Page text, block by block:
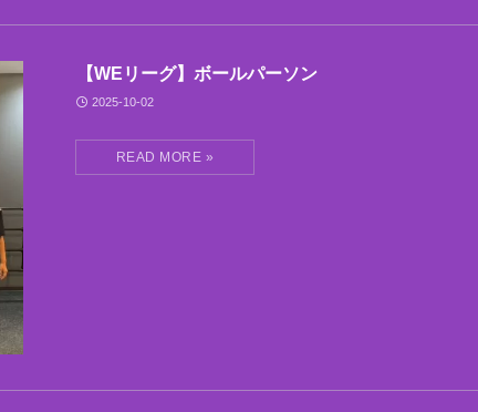
【WEリーグ】ボールパーソン
2025-10-02